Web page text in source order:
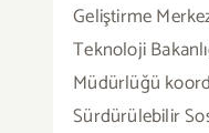
Geliştirme
Teknoloji
Müdürlüğü
Sürdürülebilir